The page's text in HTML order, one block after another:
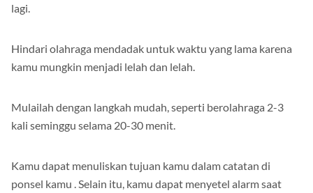
lagi.
Hindari olahraga mendadak untuk waktu yang lama karena
kamu mungkin menjadi lelah dan lelah.
Mulailah dengan langkah mudah, seperti berolahraga 2-3
kali seminggu selama 20-30 menit.
Kamu dapat menuliskan tujuan kamu dalam catatan di
ponsel kamu . Selain itu, kamu dapat menyetel alarm saat